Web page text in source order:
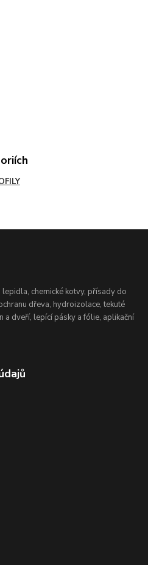
lepidla, chemické kotvy, přísady do
dřeva, hydroizolace, tekuté
a dveří, lepící pásky a fólie, aplikační